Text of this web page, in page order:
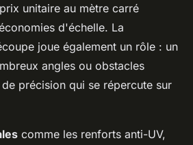
unitaire au mètre carré
d'échelle. La
joue également un rôle : un
angles ou obstacles
précision qui se répercute sur
comme les renforts anti-UV,